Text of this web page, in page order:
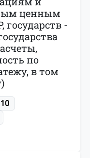
ценным
-
по
в том